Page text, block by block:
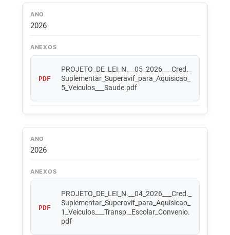
ANO
2026
ANEXOS
PDF
PROJETO_DE_LEI_N.__05_2026___Cred._
Suplementar_Superavif_para_Aquisicao_
5_Veiculos___Saude.pdf
ANO
2026
ANEXOS
PDF
PROJETO_DE_LEI_N.__04_2026___Cred._
Suplementar_Superavif_para_Aquisicao_
1_Veiculos___Transp._Escolar_Convenio.
pdf